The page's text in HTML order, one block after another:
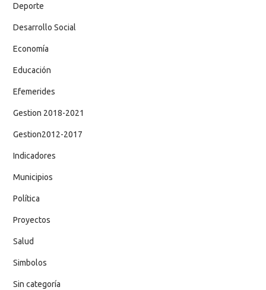
Deporte
Desarrollo Social
Economía
Educación
Efemerides
Gestion 2018-2021
Gestion2012-2017
Indicadores
Municipios
Política
Proyectos
Salud
Simbolos
Sin categoría